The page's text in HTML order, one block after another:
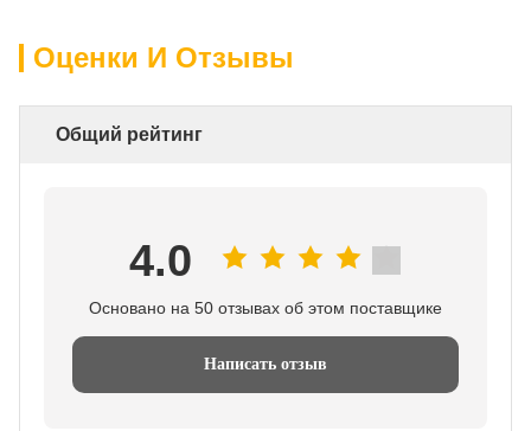
Оценки И Отзывы
Общий рейтинг
4.0
Основано на 50 отзывах об этом поставщике
Написать отзыв